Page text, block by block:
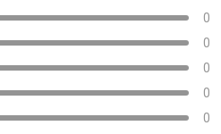
0
0
0
0
0